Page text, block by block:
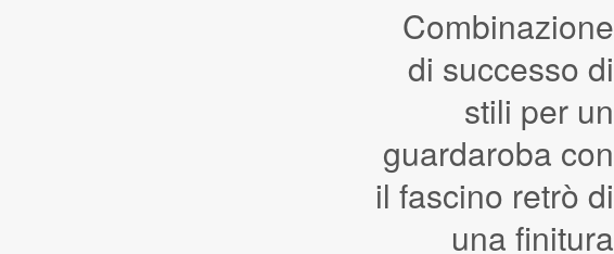
Combinazione
di successo di
stili per un
guardaroba con
il fascino retrò di
una finitura